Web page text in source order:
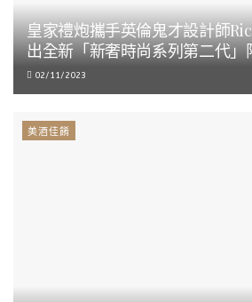
皇家禮炮攜手英倫鬼才設計師
出全新「新奢時尚系列第二代」
02/11/2023
美酒佳餚